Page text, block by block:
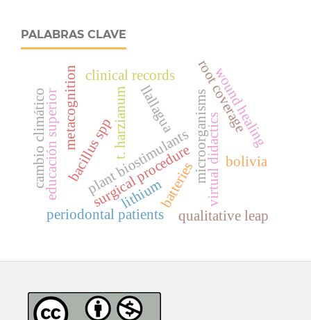
PALABRAS CLAVE
plant biostimulants
t. harzianum
bacillus spp microorganisms
root coverage
wound healing
surgical procedure
periodontal patients
clinical records
virtual didactics
metacognition
qualitative leap
llallagua
bolivia
batteries
lithium
educación superior
cambio climático